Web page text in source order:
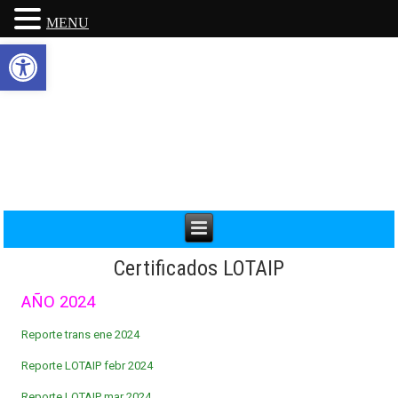
Certificados LOTAIP
AÑO 2024
Reporte trans ene 2024
Reporte LOTAIP febr 2024
MENU
Abrir barra de herramientas